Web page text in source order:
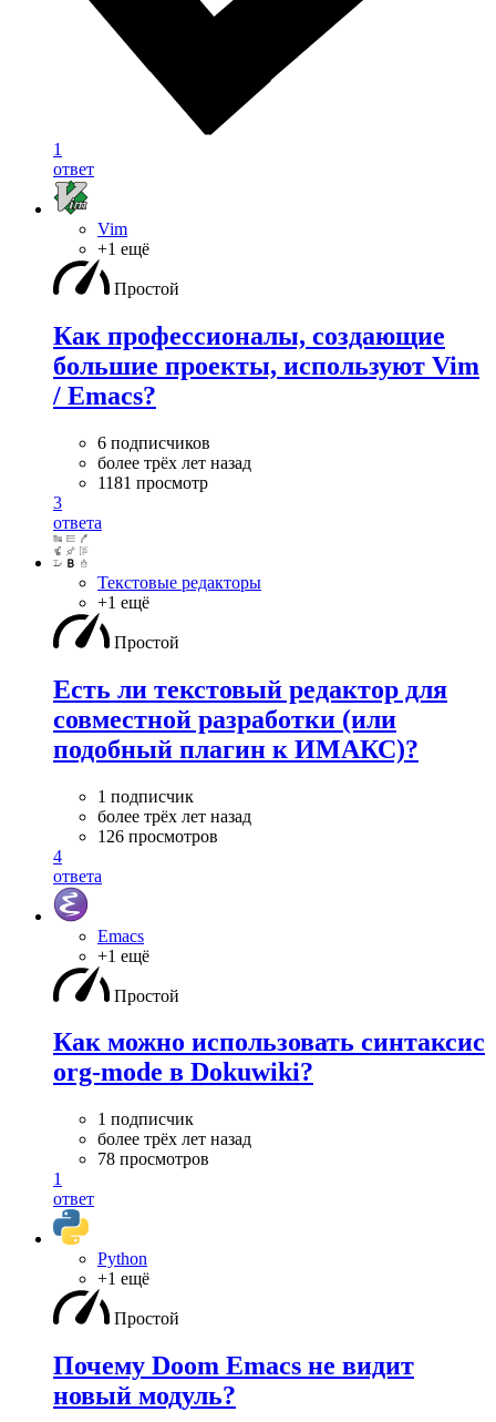
1
ответ
Vim
+1 ещё
Простой
Как профессионалы, создающие
большие проекты, используют Vim
/ Emacs?
6 подписчиков
более трёх лет назад
1181 просмотр
3
ответа
Текстовые редакторы
+1 ещё
Простой
Есть ли текстовый редактор для
совместной разработки (или
подобный плагин к ИМАКС)?
1 подписчик
более трёх лет назад
126 просмотров
4
ответа
Emacs
+1 ещё
Простой
Как можно использовать синтаксис
org-mode в Dokuwiki?
1 подписчик
более трёх лет назад
78 просмотров
1
ответ
Python
+1 ещё
Простой
Почему Doom Emacs не видит
новый модуль?